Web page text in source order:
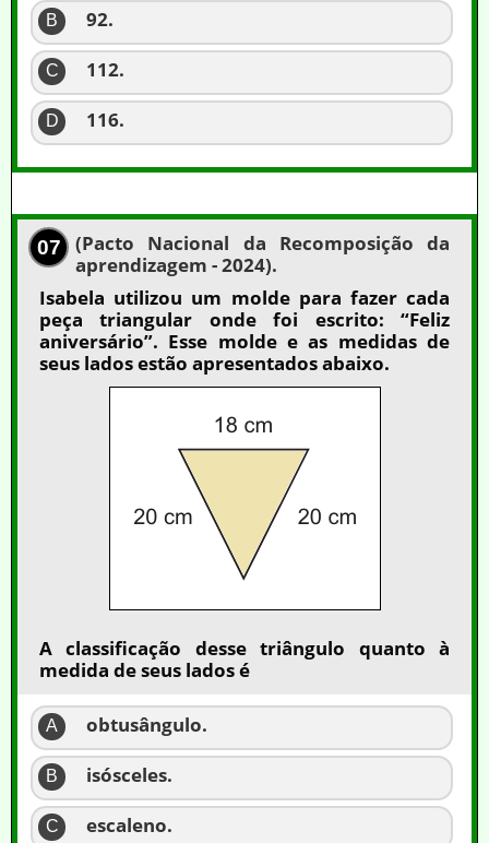
B 92.
C 112.
D 116.
07
(Pacto Nacional da Recomposição da
aprendizagem - 2024).
Isabela utilizou um molde para fazer cada
peça triangular onde foi escrito: “Feliz
aniversário”. Esse molde e as medidas de
seus lados estão apresentados abaixo.
A classificação desse triângulo quanto à
medida de seus lados é
A obtusângulo.
B isósceles.
C escaleno.